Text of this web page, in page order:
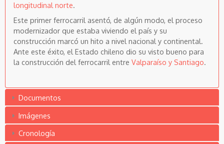
longitudinal norte.
Este primer ferrocarril asentó, de algún modo, el proceso
modernizador que estaba viviendo el país y su
construcción marcó un hito a nivel nacional y continental.
Ante este éxito, el Estado chileno dio su visto bueno para
la construcción del ferrocarril entre Valparaíso y Santiago.
Documentos
Imágenes
Cronología